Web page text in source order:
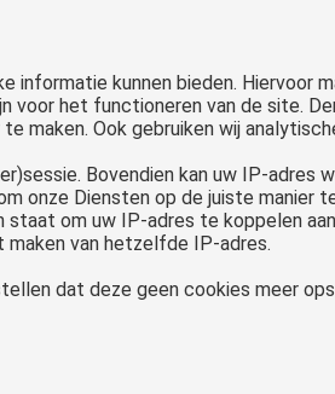
informatie kunnen bieden. Hiervoor
het functioneren van de site.
Ook gebruiken wij
Bovendien kan uw IP-adres
onze Diensten op de juiste manier
om uw IP-adres te koppelen
van hetzelfde IP-adres.
dat deze geen cookies meer